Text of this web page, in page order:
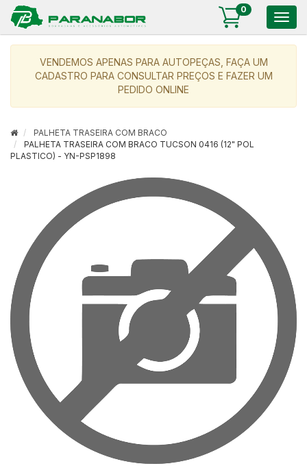
0
VENDEMOS APENAS PARA AUTOPEÇAS, FAÇA UM
CADASTRO PARA CONSULTAR PREÇOS E FAZER UM
PEDIDO ONLINE
PALHETA TRASEIRA COM BRACO
PALHETA TRASEIRA COM BRACO TUCSON 0416 (12" POL
PLASTICO) - YN-PSP1898